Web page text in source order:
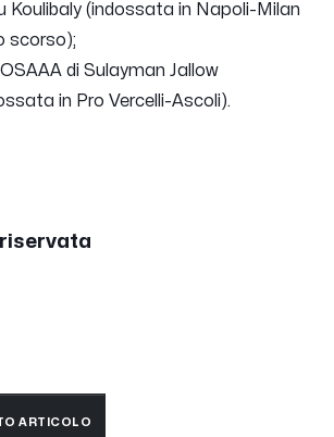
Koulibaly (indossata in Napoli-Milan
scorso);
di Sulayman Jallow
in Pro Vercelli-Ascoli).
ARTICOLO